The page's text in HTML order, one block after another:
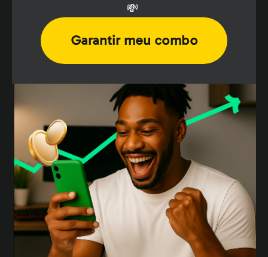
💸
Garantir meu combo